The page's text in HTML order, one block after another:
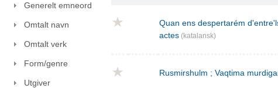
Generelt emneord
Omtalt navn
Omtalt verk
Form/genre
Utgiver
Quan ens despertarém
actes (katalansk)
Rusmirshulm ; Vaqtima